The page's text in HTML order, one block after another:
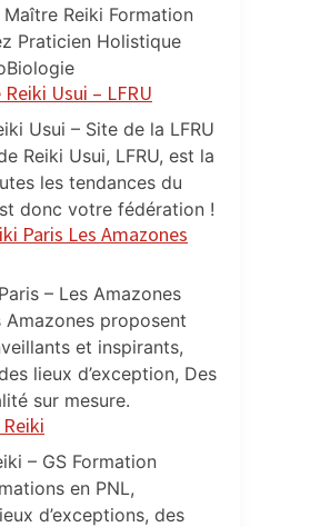
Reiki Formation
Praticien Holistique
Usui – LFRU
Usui – Site de la LFRU
Reiki Usui, LFRU, est la
les tendances du
donc votre fédération !
Paris Les Amazones
– Les Amazones
Amazones proposent
et inspirants,
lieux d’exception, Des
sur mesure.
– GS Formation
en PNL,
d’exceptions, des